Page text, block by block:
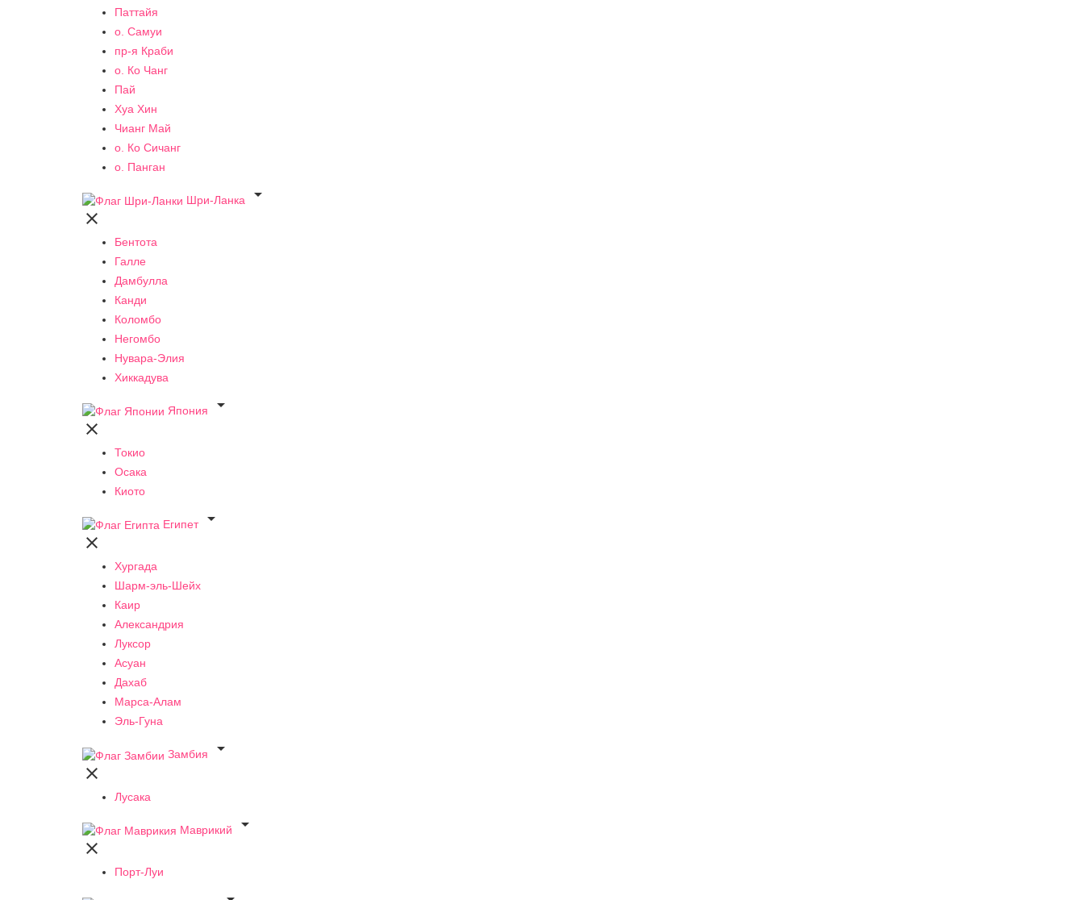
Паттайя
о. Самуи
пр-я Краби
о. Ко Чанг
Пай
Хуа Хин
Чианг Май
о. Ко Сичанг
о. Панган
Шри-Ланка


Бентота
Галле
Дамбулла
Канди
Коломбо
Негомбо
Нувара-Элия
Хиккадува
Япония


Токио
Осака
Киото
Египет


Хургада
Шарм-эль-Шейх
Каир
Александрия
Луксор
Асуан
Дахаб
Марса-Алам
Эль-Гуна
Замбия


Лусака
Маврикий


Порт-Луи